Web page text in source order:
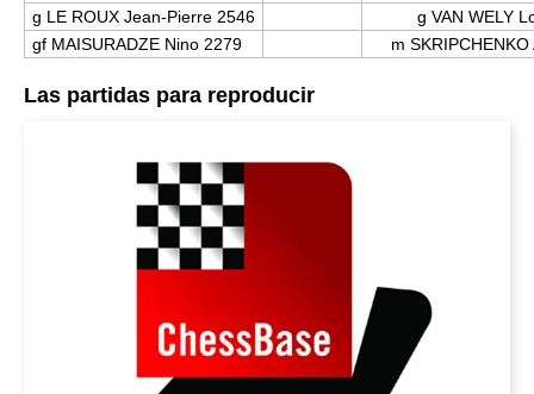
g LE ROUX Jean-Pierre 2546
g VAN WELY
gf MAISURADZE Nino 2279
m
Las partidas para reproducir